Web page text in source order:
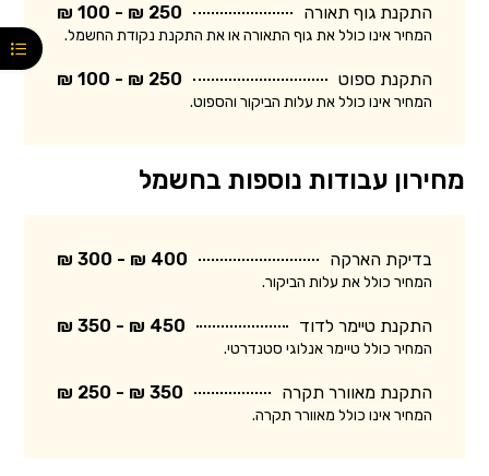
התקנת גוף תאורה 250 ₪ - 100 ₪
המחיר אינו כולל את גוף התאורה או את התקנת נקודת החשמל.
התקנת ספוט 250 ₪ - 100 ₪
המחיר אינו כולל את עלות הביקור והספוט.
מחירון עבודות נוספות בחשמל
בדיקת הארקה 400 ₪ - 300 ₪
המחיר כולל את עלות הביקור.
התקנת טיימר לדוד 450 ₪ - 350 ₪
המחיר כולל טיימר אנלוגי סטנדרטי.
התקנת מאוורר תקרה 350 ₪ - 250 ₪
המחיר אינו כולל מאוורר תקרה.